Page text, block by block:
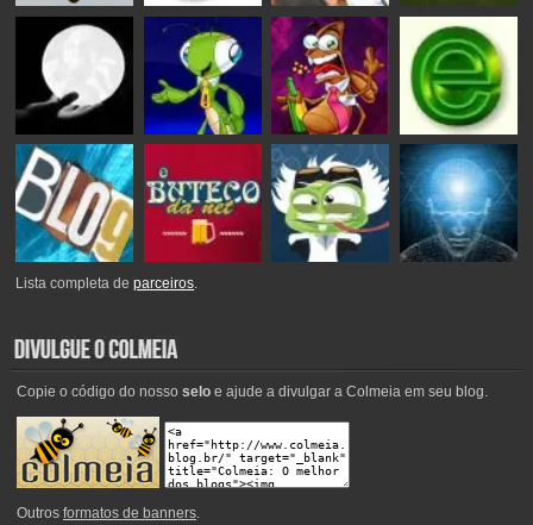
Lista completa deparceiros.
Copie o código do nosso seloe ajude a divulgar a Colmeia em seu blog.
Outros formatos de banners.